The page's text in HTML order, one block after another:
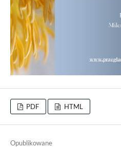
PDF HTML
Opublikowane